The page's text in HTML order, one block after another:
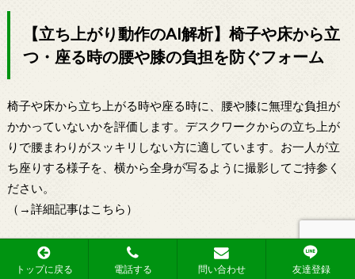
【立ち上がり動作のAI解析】椅子や床から立
つ・座る時の腰や膝の負担を防ぐフォーム
椅子や床から立ち上がる時や座る時に、腰や膝に無理な負担が
かかっていないかを評価します。デスクワークからの立ち上が
りで腰まわりがスッキリしない方に適しています。お一人が立
ち座りする様子を、横から全身が写るように撮影してご持参く
ださい。
（→詳細記事はこちら）
【荷物持ち上げのAI動作解析】重い物を持つ
トップに戻る 電話する 問い合わせ 友達登録